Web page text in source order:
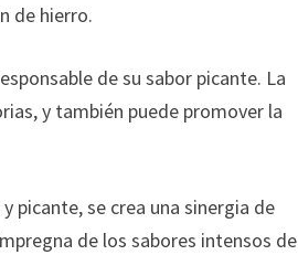
de hierro.
de su sabor picante. La
y también puede promover la
picante, se crea una sinergia de
de los sabores intensos de